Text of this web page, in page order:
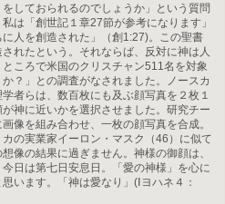
しておられるのでしょうか」という質問
は「創世記１章27節が参考になります」
人を創造された」（創1:27)。この聖書
れたという。それならば、反対に神は人
ころで米国のクリスチャン511名を対象
？」との調査がなされました。ノースカ
者らは、数百枚にも及ぶ顔写真を２枚１
神に近いかを選択させました。研究チー
像を組み合わせ、一枚の顔写真を合成。
の実業家イーロン・マスク（46）に似て
像の結果に過ぎません。神様の御顔は、
日は第七日安息日。「愛の神様」を心に
います。「神は愛なり」(Ⅰヨハネ４：